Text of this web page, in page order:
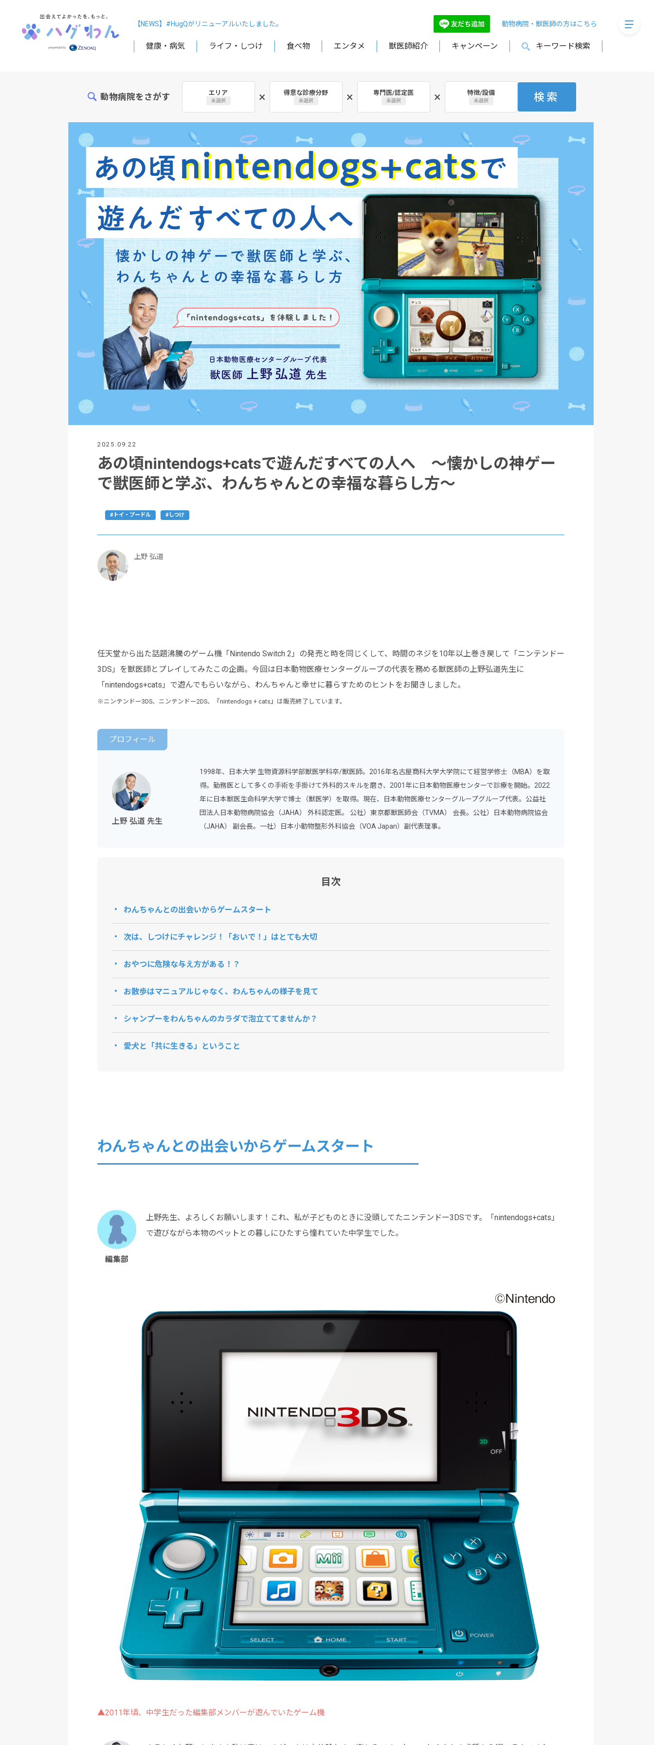
【NEWS】#HugQがリニューアルいたしました。 動物病院・獣医師の方はこちら
健康・病気 ライフ・しつけ 食べ物 エンタメ 獣医師紹介 キャンペーン キーワード検索
動物病院をさがす エリア
未選択 × 得意な診療分野
未選択 × 専門医/認定医
未選択 × 特徴/設備
未選択 検索
2025.09.22
あの頃nintendogs+catsで遊んだすべての人へ ～懐かしの神ゲー
で獣医師と学ぶ、わんちゃんとの幸福な暮らし方～
#トイ・プードル #しつけ
上野 弘道
任天堂から出た話題沸騰のゲーム機「Nintendo Switch 2」の発売と時を同じくして、時間のネジを10年以上巻き戻して「ニンテンドー
3DS」を獣医師とプレイしてみたこの企画。今回は日本動物医療センターグループの代表を務める獣医師の上野弘道先生に
「nintendogs+cats」で遊んでもらいながら、わんちゃんと幸せに暮らすためのヒントをお聞きしました。
※ニンテンドー3DS、ニンテンドー2DS、『nintendogs + cats』は販売終了しています。
プロフィール
上野 弘道 先生
1998年、日本大学 生物資源科学部獣医学科卒/獣医師。2016年名古屋商科大学大学院にて経営学修士（MBA）を取
得。勤務医として多くの手術を手掛けて外科的スキルを磨き、2001年に日本動物医療センターで診療を開始。2022
年に日本獣医生命科学大学で博士（獣医学）を取得。現在、日本動物医療センターグループグループ代表。公益社
団法人日本動物病院協会（JAHA） 外科認定医。 公社）東京都獣医師会（TVMA） 会長。公社）日本動物病院協会
（JAHA） 副会長。一社）日本小動物整形外科協会（VOA Japan）副代表理事。
目次
わんちゃんとの出会いからゲームスタート
次は、しつけにチャレンジ！「おいで！」はとても大切
おやつに危険な与え方がある！？
お散歩はマニュアルじゃなく、わんちゃんの様子を見て
シャンプーをわんちゃんのカラダで泡立ててませんか？
愛犬と「共に生きる」ということ
わんちゃんとの出会いからゲームスタート
編集部
上野先生、よろしくお願いします！これ、私が子どものときに没頭してたニンテンドー3DSです。「nintendogs+cats」
で遊びながら本物のペットとの暮しにひたすら憧れていた中学生でした。
▲2011年頃、中学生だった編集部メンバーが遊んでいたゲーム機